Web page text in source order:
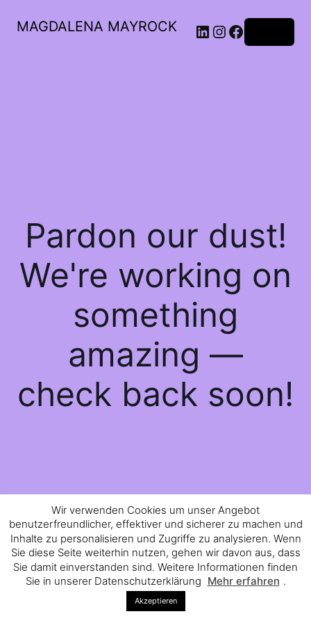
MAGDALENA MAYROCK LinkedIn
Instagram
Facebook
Pardon our dust!
We're working on
something
amazing —
check back soon!
Wir verwenden Cookies um unser Angebot
benutzerfreundlicher, effektiver und sicherer zu machen und
Inhalte zu personalisieren und Zugriffe zu analysieren. Wenn
Sie diese Seite weiterhin nutzen, gehen wir davon aus, dass
Sie damit einverstanden sind. Weitere Informationen finden
Sie in unserer Datenschutzerklärung Mehr erfahren .
Akzeptieren